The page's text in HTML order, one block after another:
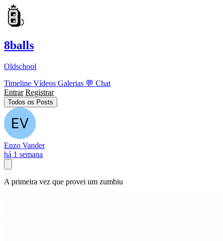
8balls
Oldschool
Timeline Vídeos Galerias 💬 Chat
Entrar Registrar
Todos os Posts
Enzo Vander
há 1 semana
A primeira vez que provei um zumbiu